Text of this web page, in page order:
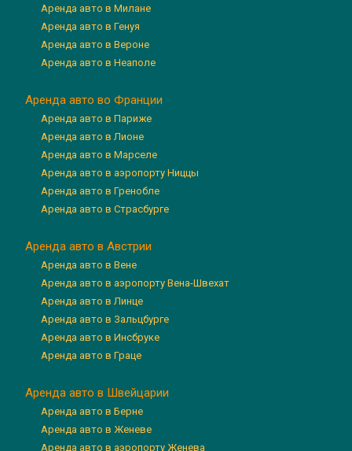
Аренда авто в Милане
Аренда авто в Генуя
Аренда авто в Вероне
Аренда авто в Неаполе
Аренда авто во Франции
Аренда авто в Париже
Аренда авто в Лионе
Аренда авто в Марселе
Аренда авто в аэропорту Ниццы
Аренда авто в Гренобле
Аренда авто в Страсбурге
Аренда авто в Австрии
Аренда авто в Вене
Аренда авто в аэропорту Вена-Швехат
Аренда авто в Линце
Аренда авто в Зальцбурге
Аренда авто в Инсбруке
Аренда авто в Граце
Аренда авто в Швейцарии
Аренда авто в Берне
Аренда авто в Женеве
Аренда авто в аэропорту Женева